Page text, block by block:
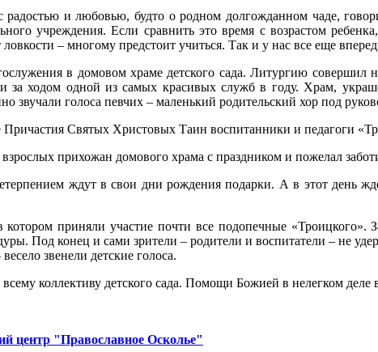
и любовью, будто о родном долгожданном чаде,
учреждения. Если сравнить это время с возрастом
– многому предстоит учиться. Так и у нас все еще
в домовом храме детского сада. Литургию
за ходом одной из самых красивых служб в году. Храм,
звучали голоса певчих – маленький родительский хор под
Святых Христовых Таин воспитанники и педагоги
прихожан домового храма с праздником и пожелал
ждут в свои дни рождения подарки. А в этот день
котором приняли участие почти все подопечные
Под конец и сами зрители – родители и воспитатели – не
звенели детские голоса.
коллективу детского сада. Помощи Божией в нелегком деле
центр "Православное Осколье"